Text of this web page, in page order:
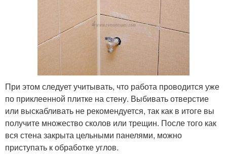
При этом следует учитывать, что работа проводится уже
по приклеенной плитке на стену. Выбивать отверстие
или выскабливать не рекомендуется, так как в итоге вы
получите множество сколов или трещин. После того как
вся стена закрыта цельными панелями, можно
приступать к обработке углов.